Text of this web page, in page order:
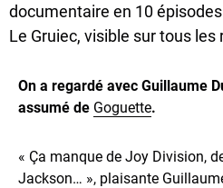
documentaire en 10
Le Gruiec, visible sur tous les
On a regardé avec Guillaume
assumé de Goguette.
« Ça manque de Joy Division,
Jackson… », plaisante